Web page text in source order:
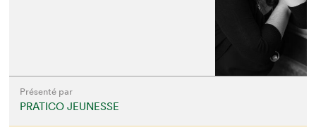
Présenté par
PRATICO JEUNESSE